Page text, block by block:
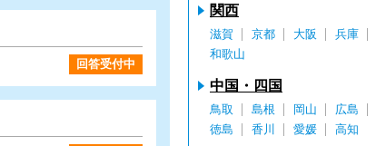
回答受付中
関西
滋賀 京都 大阪 兵庫
和歌山
中国・四国
鳥取 島根 岡山 広島
徳島
香川 愛媛 高知